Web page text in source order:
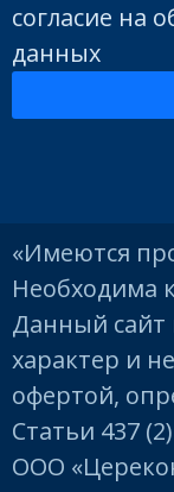
согласие на
данных
«Имеются
Необходима
Данный
характер и
офертой,
Статьи 437
ООО